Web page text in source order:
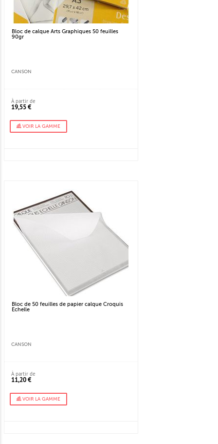
Bloc de calque Arts Graphiques 50 feuilles
90gr
CANSON
À partir de
19,55 €
VOIR LA GAMME
Bloc de 50 feuilles de papier calque Croquis
Echelle
CANSON
À partir de
11,20 €
VOIR LA GAMME